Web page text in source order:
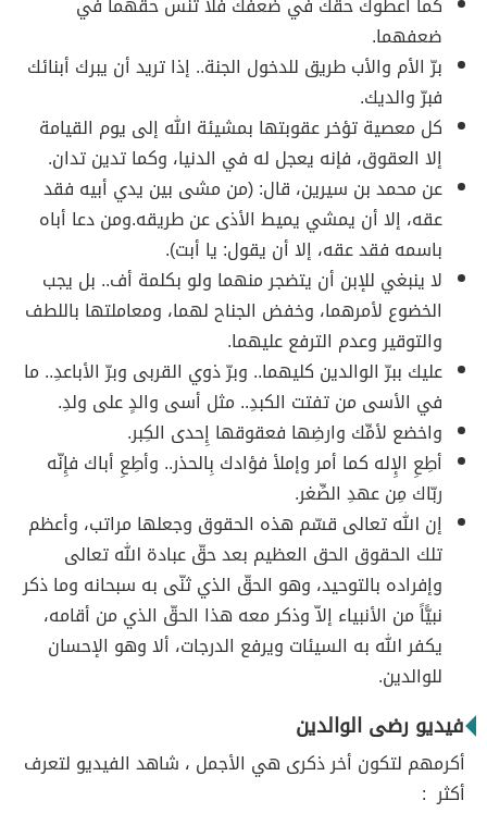
ضعفهما.
برّ الأم والأب طريق للدخول الجنة.. إذا تريد أن يبرك أبنائك
فبرّ والديك.
كل معصية تؤخر عقوبتها بمشيئة الله إلى يوم القيامة
إلا العقوق، فإنه يعجل له في الدنيا، وكما تدين تدان.
عن محمد بن سيرين، قال: (من مشى بين يدي أبيه فقد
عقه، إلا أن يمشي يميط الأذى عن طريقه.ومن دعا أباه
باسمه فقد عقه، إلا أن يقول: يا أبت).
لا ينبغي للإبن أن يتضجر منهما ولو بكلمة أف.. بل يجب
الخضوع لأمرهما، وخفض الجناح لهما، ومعاملتها باللطف
والتوقير وعدم الترفع عليهما.
عليك ببرّ الوالدين كليهما.. وبرّ ذوي القربى وبرّ الأباعدِ.. ما
في الأسى من تفتت الكبدِ.. مثل أسى والدٍ على ولدِ.
واخضع لأمِّك وارضِها فعقوقها إِحدى الكِبر.
أطِعِ الإِله كما أمر وإملأ فؤادك بِالحذر.. وأطِعِ أباك فإِنّه
ربّاك مِن عهدِ الصِّغر.
إن الله تعالى قسّم هذه الحقوق وجعلها مراتب، وأعظم
تلك الحقوق الحق العظيم بعد حقّ عبادة الله تعالى
وإفراده بالتوحيد، وهو الحقّ الذي ثنّى به سبحانه وما ذكر
نبيًّاً من الأنبياء إلاّ وذكر معه هذا الحقّ الذي من أقامه،
يكفر الله به السيئات ويرفع الدرجات، ألا وهو الإحسان
للوالدين.
فيديو رضى الوالدين
أكرمهم لتكون أخر ذكرى هي الأجمل ، شاهد الفيديو لتعرف
أكثر :